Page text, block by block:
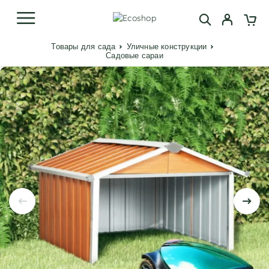
Товары для сада
Уличные конструкции
Садовые сараи